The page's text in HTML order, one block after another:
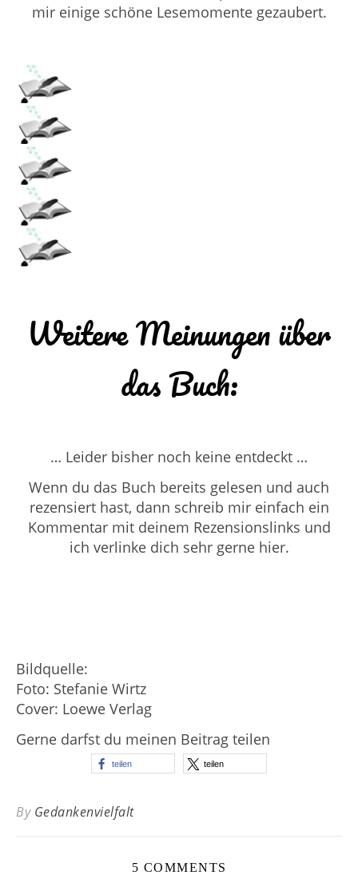
mir einige schöne Lesemomente gezaubert.
Weitere Meinungen über
das Buch:
… Leider bisher noch keine entdeckt …
Wenn du das Buch bereits gelesen und auch
rezensiert hast, dann schreib mir einfach ein
Kommentar mit deinem Rezensionslinks und
ich verlinke dich sehr gerne hier.
Bildquelle:
Foto: Stefanie Wirtz
Cover: Loewe Verlag
Gerne darfst du meinen Beitrag teilen
teilen teilen
By Gedankenvielfalt
5 COMMENTS